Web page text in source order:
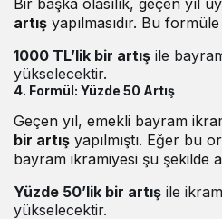
artış yapılmasıdır. Bu
1000 TL’lik bir artış ile
yükselecektir.
4. Formül: Yüzde 50 Artış
Geçen yıl, emekli bayram
bir artış yapılmıştı. Eğer bu
bayram ikramiyesi şu şekilde
Yüzde 50’lik bir artış ile
yükselecektir.